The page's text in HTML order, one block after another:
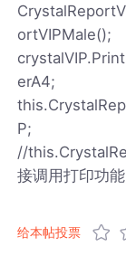
ortVIPMale();
erA4;
P;
//
接调用打印功
给本帖投票